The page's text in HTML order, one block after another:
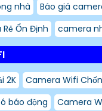
nhà
Báo giá
Ổn Định
camera
2K Camera Wifi
báo động
Camera